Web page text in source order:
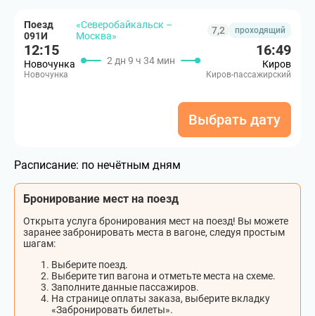
Поезд
091И
«Северобайкальск –
Москва»
7,2 проходящий
12:15
Новочунка
Новочунка
2 дн 9 ч 34 мин
16:49
Киров
Киров-пассажирский
Выбрать дату
Расписание: по нечётным дням
Бронирование мест на поезд
Открыта услуга бронирования мест на поезд! Вы можете
заранее забронировать места в вагоне, следуя простым
шагам:
Выберите поезд.
Выберите тип вагона и отметьте места на схеме.
Заполните данные пассажиров.
На странице оплаты заказа, выберите вкладку
«Забронировать билеты».